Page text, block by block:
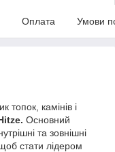
Оплата Умови
топок, камінів і
Основний
та зовнішні
щоб стати лідером